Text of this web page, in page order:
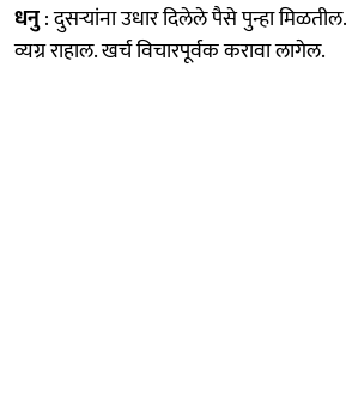
धनु: दुसऱ्यांना उधार दिलेले पैसे पुन्हा
व्यग्र राहाल. खर्च विचारपूर्वक करावा लागेल.